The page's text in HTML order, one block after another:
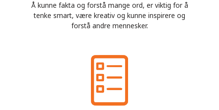
Å kunne fakta og forstå mange ord, er viktig for å
tenke smart, være kreativ og kunne inspirere og
forstå andre mennesker.